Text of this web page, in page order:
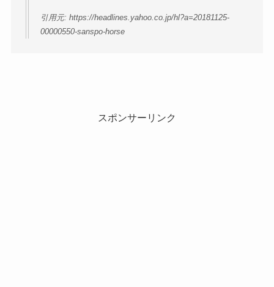
引用元: https://headlines.yahoo.co.jp/hl?a=20181125-
00000550-sanspo-horse
スポンサーリンク